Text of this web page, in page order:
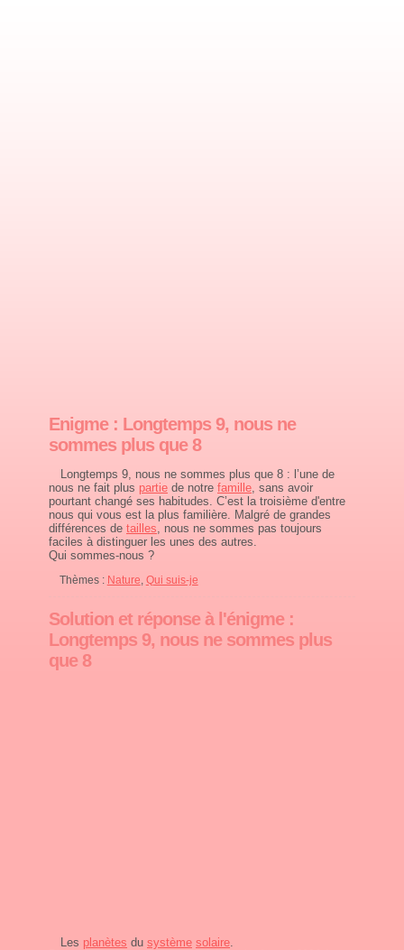
Enigme : Longtemps 9, nous ne
sommes plus que 8
Longtemps 9, nous ne sommes plus que 8 : l’une de
nous ne fait plus partie de notre famille, sans avoir
pourtant changé ses habitudes. C’est la troisième d'entre
nous qui vous est la plus familière. Malgré de grandes
différences de tailles, nous ne sommes pas toujours
faciles à distinguer les unes des autres.
Qui sommes-nous ?
Thèmes : Nature Qui suis-je
Solution et réponse à l'énigme :
Longtemps 9, nous ne sommes plus
que 8
Les planètes du système solaire